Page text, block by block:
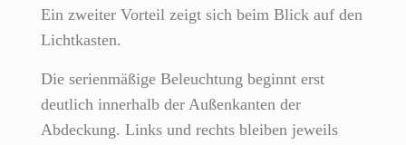
Ein zweiter Vorteil zeigt sich beim Blick auf den
Lichtkasten.
Die serienmäßige Beleuchtung beginnt erst
deutlich innerhalb der Außenkanten der
Abdeckung. Links und rechts bleiben jeweils